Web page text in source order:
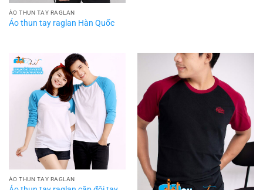
ÁO THUN TAY RAGLAN
Áo thun tay raglan Hàn Quốc
ÁO THUN TAY RAGLAN